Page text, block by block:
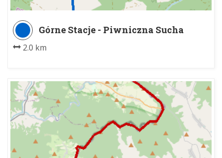
Górne Stacje - Piwniczna Sucha
Dolina parking
2.0 km